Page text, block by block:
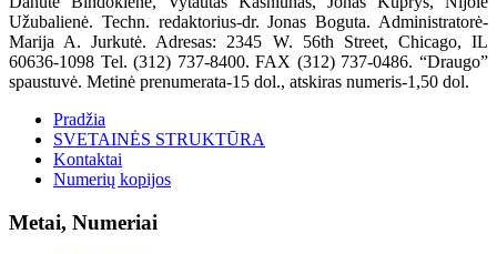
Užubalienė. Techn. redaktorius-dr. Jonas Boguta. Administratorė-
Marija A. Jurkutė. Adresas: 2345 W. 56th Street, Chicago, IL
60636-1098 Tel. (312) 737-8400. FAX (312) 737-0486. “Draugo”
spaustuvė. Metinė prenumerata-15 dol., atskiras numeris-1,50 dol.
Pradžia
SVETAINĖS STRUKTŪRA
Kontaktai
Numerių kopijos
Metai, Numeriai